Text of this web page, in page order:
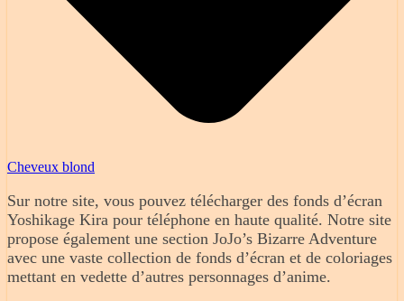
Cheveux blond
Sur notre site, vous pouvez télécharger des fonds d’écran
Yoshikage Kira pour téléphone en haute qualité. Notre site
propose également une section JoJo’s Bizarre Adventure
avec une vaste collection de fonds d’écran et de coloriages
mettant en vedette d’autres personnages d’anime.